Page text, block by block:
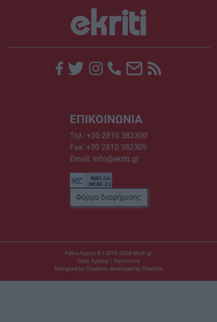
ΕΠΙΚΟΙΝΩΝΙΑ
Τηλ: +30 2810 382300
Fax: +30 2810 382309
Email: info@ekriti.gr
Φόρμα διαφήμισης
Ράδιο Κρήτη © | 2013 -2026 ekriti.gr
Όροι Χρήσης | Ταυτότητα
Designed by Cloudevo, developed by Pixelthis